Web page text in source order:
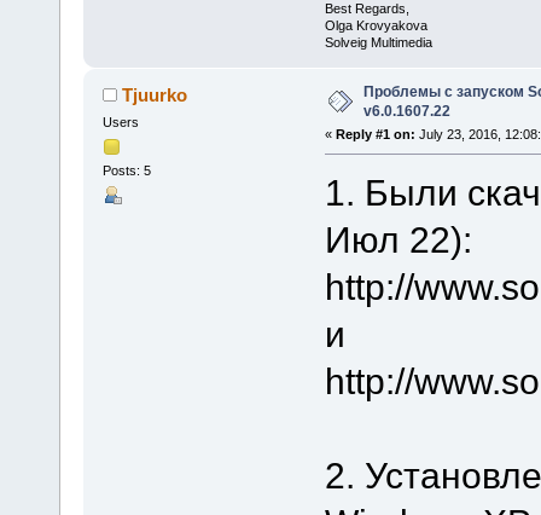
Best Regards,
Olga Krovyakova
Solveig Multimedia
Tjuurko
Users
Posts: 5
Проблемы с запуском
v6.0.1607.22
« Reply #1 on: July 23, 2016,
1. Были
Июл 22):
http://
и
http://
2.